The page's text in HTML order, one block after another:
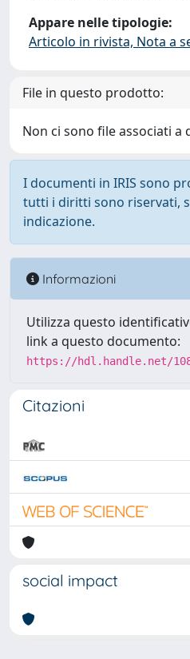
Appare nelle tipologie:
Articolo in rivista, Nota a
File in questo prodotto:
Non ci sono file associati
I documenti in IRIS sono
tutti i diritti sono riservati,
indicazione.
Informazioni
Utilizza questo
link a questo documento:
https://hdl.handle.net/
Citazioni
social impact